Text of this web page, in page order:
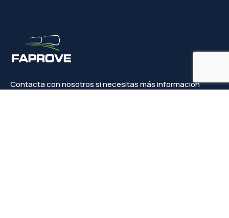
Contacta con nosotros si necesitas más información